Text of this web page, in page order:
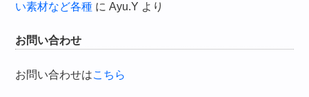
い素材など各種 にAyu.Y より
お問い合わせ
お問い合わせはこちら